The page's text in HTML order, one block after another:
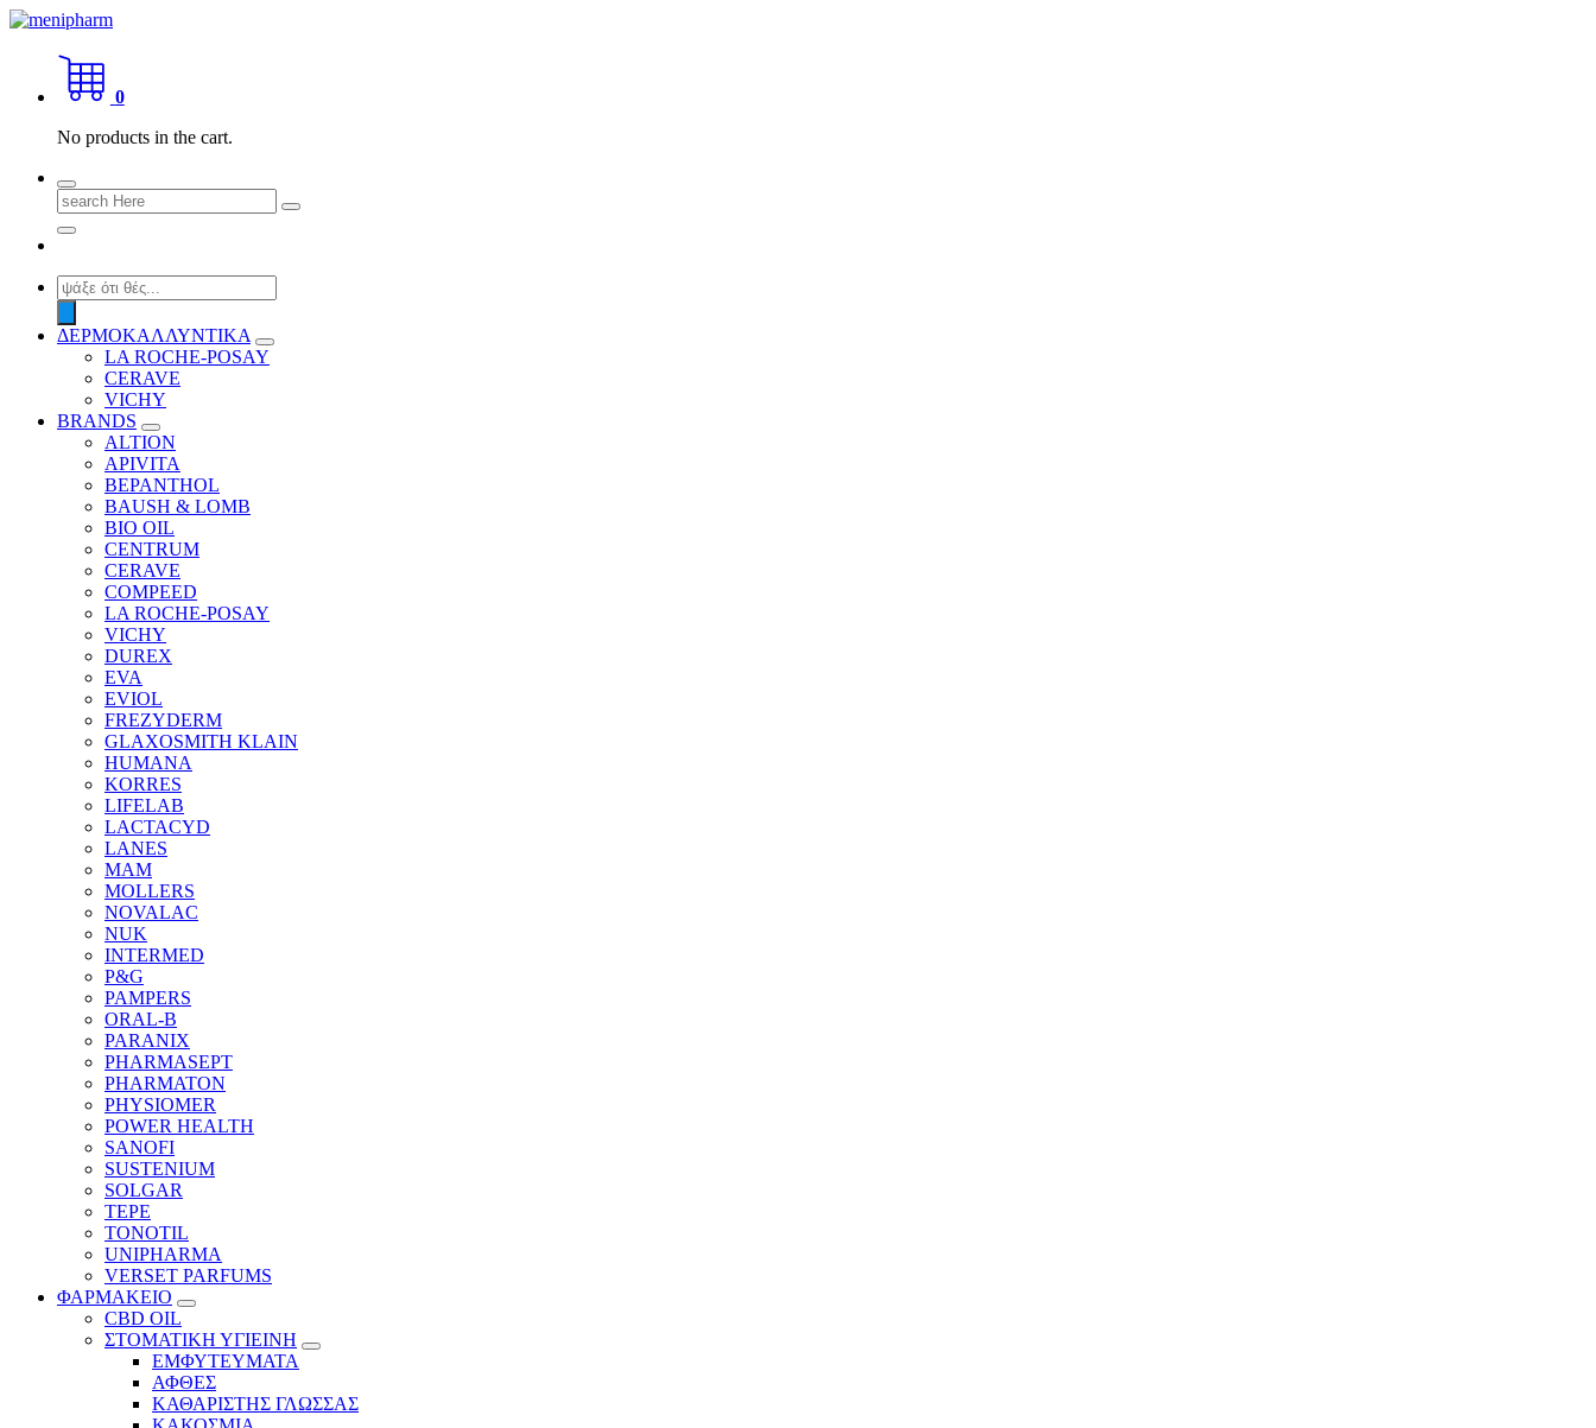
Skip
content
shop 2 easily
0
No products in the cart.
Search
for:
Products
search
ΔΕΡΜΟΚΑΛΛΥΝΤΙΚΑ
LA ROCHE-POSAY
CERAVE
VICHY
BRANDS
ALTION
APIVITA
BEPANTHOL
BAUSH & LOMB
BIO OIL
CENTRUM
CERAVE
COMPEED
LA ROCHE-POSAY
VICHY
DUREX
EVA
EVIOL
FREZYDERM
GLAXOSMITH KLAIN
HUMANA
KORRES
LIFELAB
LACTACYD
LANES
MAM
MOLLERS
NOVALAC
NUK
INTERMED
P&G
PAMPERS
ORAL-B
PARANIX
PHARMASEPT
PHARMATON
PHYSIOMER
POWER HEALTH
SANOFI
SUSTENIUM
SOLGAR
TEPE
TONOTIL
UNIPHARMA
VERSET PARFUMS
ΦΑΡΜΑΚΕΙΟ
CBD OIL
ΣΤΟΜΑΤΙΚΗ ΥΓΙΕΙΝΗ
ΕΜΦΥΤΕΥΜΑΤΑ
ΑΦΘΕΣ
ΚΑΘΑΡΙΣΤΗΣ ΓΛΩΣΣΑΣ